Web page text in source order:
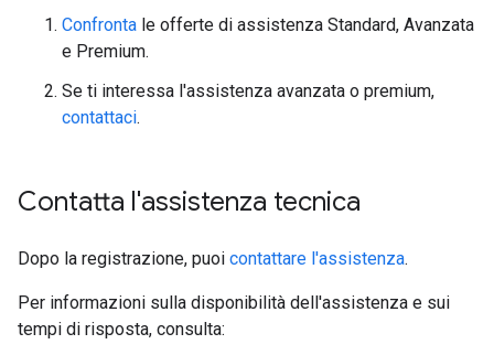
Confronta le offerte di assistenza Standard, Avanzata
e Premium.
Se ti interessa l'assistenza avanzata o premium,
contattaci.
Contatta l'assistenza tecnica
Dopo la registrazione, puoi contattare l'assistenza.
Per informazioni sulla disponibilità dell'assistenza e sui
tempi di risposta, consulta: